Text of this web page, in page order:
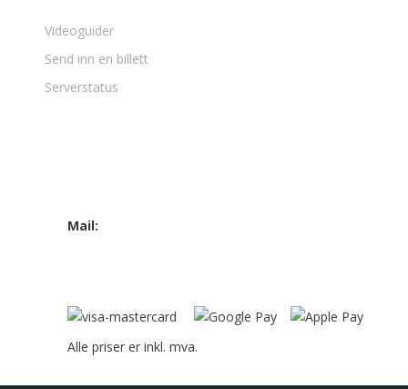
Videoguider
Send inn en billett
Serverstatus
Mail:
Alle priser er inkl. mva.